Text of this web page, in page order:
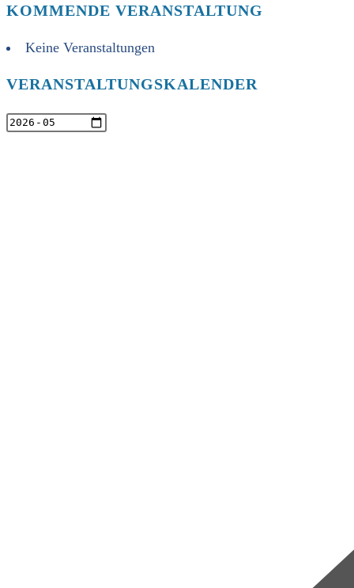
KOMMENDE VERANSTALTUNG
Keine Veranstaltungen
VERANSTALTUNGSKALENDER